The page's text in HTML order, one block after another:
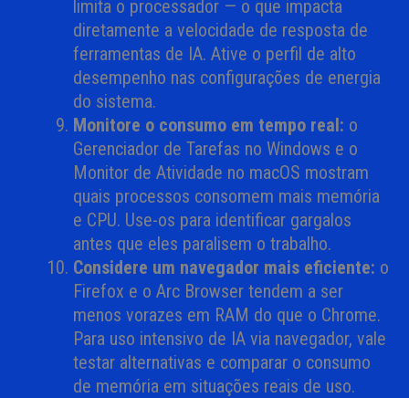
limita o processador — o que impacta
diretamente a velocidade de resposta de
ferramentas de IA. Ative o perfil de alto
desempenho nas configurações de energia
do sistema.
Monitore o consumo em tempo real: o
Gerenciador de Tarefas no Windows e o
Monitor de Atividade no macOS mostram
quais processos consomem mais memória
e CPU. Use-os para identificar gargalos
antes que eles paralisem o trabalho.
Considere um navegador mais eficiente: o
Firefox e o Arc Browser tendem a ser
menos vorazes em RAM do que o Chrome.
Para uso intensivo de IA via navegador, vale
testar alternativas e comparar o consumo
de memória em situações reais de uso.